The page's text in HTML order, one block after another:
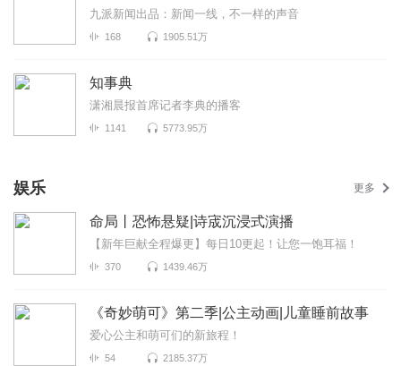
九派新闻出品：新闻一线，不一样的声音
168 1905.51万
知事典
潇湘晨报首席记者李典的播客
1141 5773.95万
娱乐 更多
命局丨恐怖悬疑|诗宬沉浸式演播
【新年巨献全程爆更】每日10更起！让您一饱耳福！
370 1439.46万
《奇妙萌可》第二季|公主动画|儿童睡前故事
爱心公主和萌可们的新旅程！
54 2185.37万